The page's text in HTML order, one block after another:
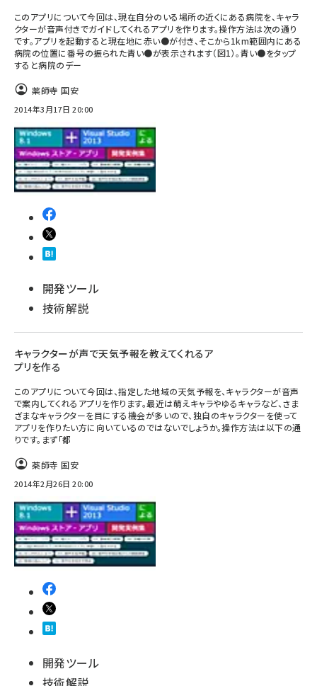
このアプリについて今回は、現在自分のいる場所の近くにある病院を、キャラ
クターが音声付きでガイドしてくれるアプリを作ります。操作方法は次の通り
です。アプリを起動すると現在地に赤い●が付き、そこから1km範囲内にある
病院の位置に番号の振られた青い●が表示されます（図1）。青い●をタップ
すると病院のデー
薬師寺 国安
2014年3月17日 20:00
開発ツール
技術解説
キャラクターが声で天気予報を教えてくれるア
プリを作る
このアプリについて今回は、指定した地域の天気予報を、キャラクターが音声
で案内してくれるアプリを作ります。最近は萌えキャラやゆるキャラなど、さま
ざまなキャラクターを目にする機会が多いので、独自のキャラクターを使って
アプリを作りたい方に向いているのではないでしょうか。操作方法は以下の通
りです。まず「都
薬師寺 国安
2014年2月26日 20:00
開発ツール
技術解説